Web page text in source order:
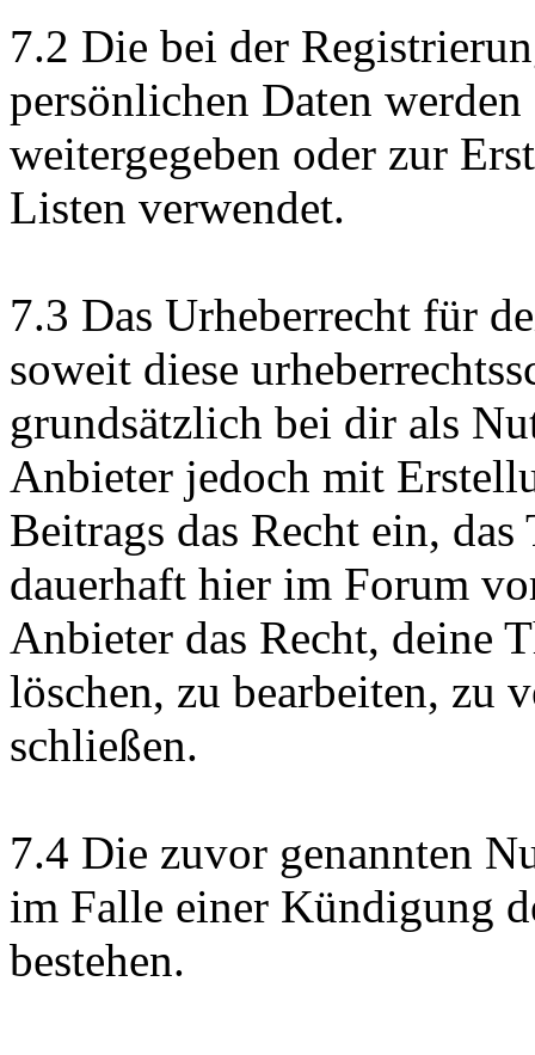
7.2 Die bei der
persönlichen Daten
weitergegeben oder zur
Listen verwendet.
7.3 Das Urheberrecht für
soweit diese
grundsätzlich bei dir als
Anbieter jedoch mit
Beitrags das Recht ein,
dauerhaft hier im Forum
Anbieter das Recht, deine
löschen, zu bearbeiten, zu
schließen.
7.4 Die zuvor genannten
im Falle einer Kündigung
bestehen.